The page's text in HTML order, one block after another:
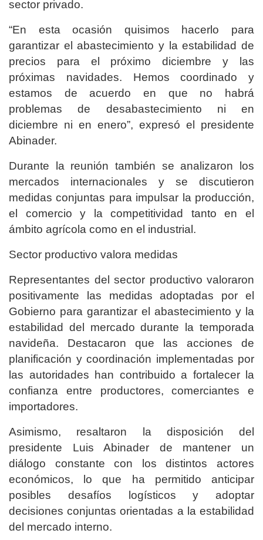
sector privado.
“En esta ocasión quisimos hacerlo para
garantizar el abastecimiento y la estabilidad de
precios para el próximo diciembre y las
próximas navidades. Hemos coordinado y
estamos de acuerdo en que no habrá
problemas de desabastecimiento ni en
diciembre ni en enero”, expresó el presidente
Abinader.
Durante la reunión también se analizaron los
mercados internacionales y se discutieron
medidas conjuntas para impulsar la producción,
el comercio y la competitividad tanto en el
ámbito agrícola como en el industrial.
Sector productivo valora medidas
Representantes del sector productivo valoraron
positivamente las medidas adoptadas por el
Gobierno para garantizar el abastecimiento y la
estabilidad del mercado durante la temporada
navideña. Destacaron que las acciones de
planificación y coordinación implementadas por
las autoridades han contribuido a fortalecer la
confianza entre productores, comerciantes e
importadores.
Asimismo, resaltaron la disposición del
presidente Luis Abinader de mantener un
diálogo constante con los distintos actores
económicos, lo que ha permitido anticipar
posibles desafíos logísticos y adoptar
decisiones conjuntas orientadas a la estabilidad
del mercado interno.